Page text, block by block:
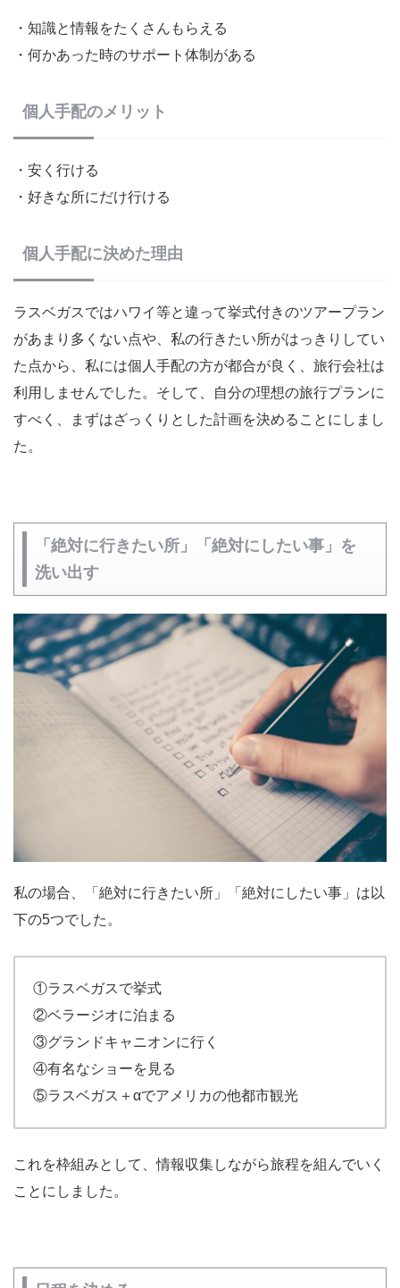
・知識と情報をたくさんもらえる
・何かあった時のサポート体制がある
個人手配のメリット
・安く行ける
・好きな所にだけ行ける
個人手配に決めた理由
ラスベガスではハワイ等と違って挙式付きのツアープラン
があまり多くない点や、私の行きたい所がはっきりしてい
た点から、私には個人手配の方が都合が良く、旅行会社は
利用しませんでした。そして、自分の理想の旅行プランに
すべく、まずはざっくりとした計画を決めることにしまし
た。
「絶対に行きたい所」「絶対にしたい事」を
洗い出す
私の場合、「絶対に行きたい所」「絶対にしたい事」は以
下の5つでした。
①ラスベガスで挙式
②ベラージオに泊まる
③グランドキャニオンに行く
④有名なショーを見る
⑤ラスベガス＋αでアメリカの他都市観光
これを枠組みとして、情報収集しながら旅程を組んでいく
ことにしました。